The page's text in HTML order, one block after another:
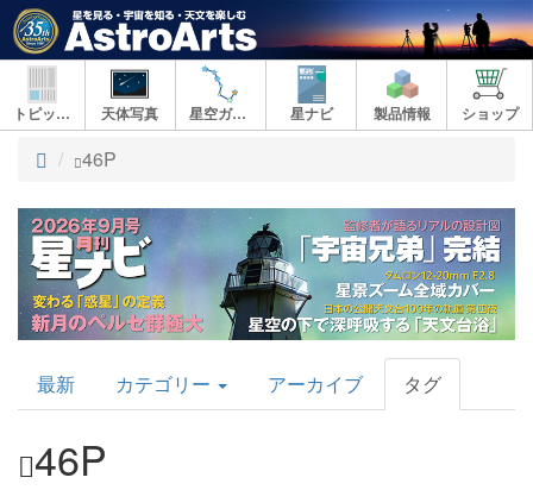
トピックス 天体写真 星空ガイド 星ナビ 製品情報 ショップ
ト
プ
46P
AstroArts
Topics
最新 カテゴリー アーカイブ タグ
46P